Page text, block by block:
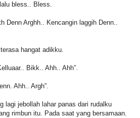
bless.. Bless.
Denn Arghh.. Kencangin laggih Denn..
hangat adikku.
Bikk.. Ahh.. Ahh”.
Ahh.. Argh”.
lagi jebollah lahar panas dari rudalku
rimbun itu. Pada saat yang bersamaan.